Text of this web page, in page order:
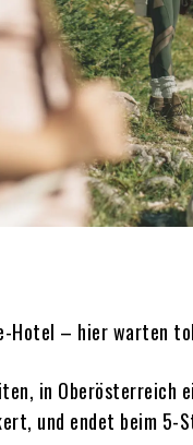
Hotel – hier warten
in Oberösterreich
und endet beim